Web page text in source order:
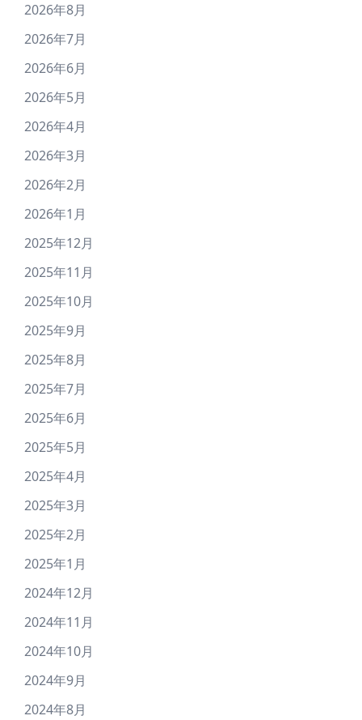
2026年8月
2026年7月
2026年6月
2026年5月
2026年4月
2026年3月
2026年2月
2026年1月
2025年12月
2025年11月
2025年10月
2025年9月
2025年8月
2025年7月
2025年6月
2025年5月
2025年4月
2025年3月
2025年2月
2025年1月
2024年12月
2024年11月
2024年10月
2024年9月
2024年8月